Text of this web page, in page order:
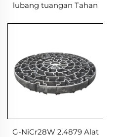
lubang tuangan Tahan
G-NiCr28W 2.4879 Alat